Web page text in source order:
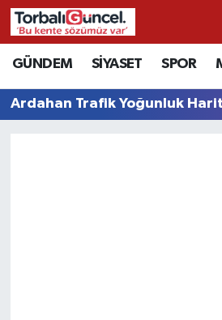
GÜNDEM SİYASET SPOR
Ardahan Trafik Yoğunluk
İzmir Nöbetçi Eczaneler
İzmir Hava Durumu